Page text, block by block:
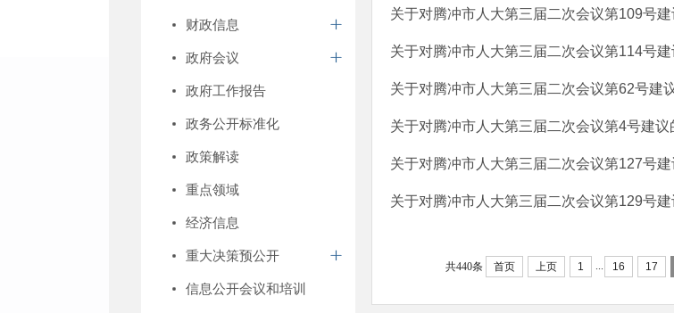
财政信息
政府会议
政府工作报告
政务公开标准化
政策解读
重点领域
经济信息
重大决策预公开
信息公开会议和培训
关于对腾冲市人大第三届二次会议第109号建
关于对腾冲市人大第三届二次会议第114号建
关于对腾冲市人大第三届二次会议第62号建
关于对腾冲市人大第三届二次会议第4号建议
关于对腾冲市人大第三届二次会议第127号建
关于对腾冲市人大第三届二次会议第129号建
共440条 首页 上页 1 16 17